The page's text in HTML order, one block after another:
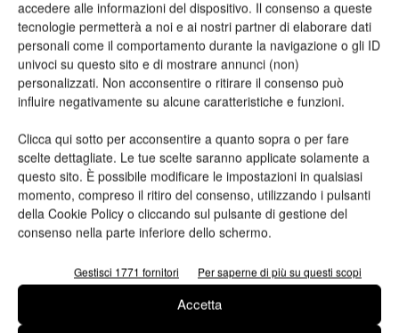
accedere alle informazioni del dispositivo. Il consenso a queste
tecnologie permetterà a noi e ai nostri partner di elaborare dati
personali come il comportamento durante la navigazione o gli ID
univoci su questo sito e di mostrare annunci (non)
personalizzati. Non acconsentire o ritirare il consenso può
influire negativamente su alcune caratteristiche e funzioni.
Clicca qui sotto per acconsentire a quanto sopra o per fare
scelte dettagliate. Le tue scelte saranno applicate solamente a
questo sito. È possibile modificare le impostazioni in qualsiasi
momento, compreso il ritiro del consenso, utilizzando i pulsanti
della Cookie Policy o cliccando sul pulsante di gestione del
consenso nella parte inferiore dello schermo.
Gestisci 1771 fornitori Per saperne di più su questi scopi
Accetta
Oggetto
Messaggio